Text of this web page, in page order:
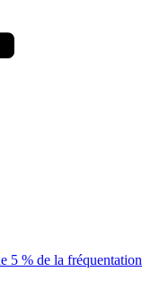
5 % de la fréquentation